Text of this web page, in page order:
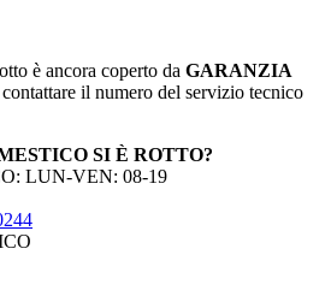
è ancora coperto da GARANZIA
il numero del servizio tecnico
SI È ROTTO?
LUN-VEN: 08-19